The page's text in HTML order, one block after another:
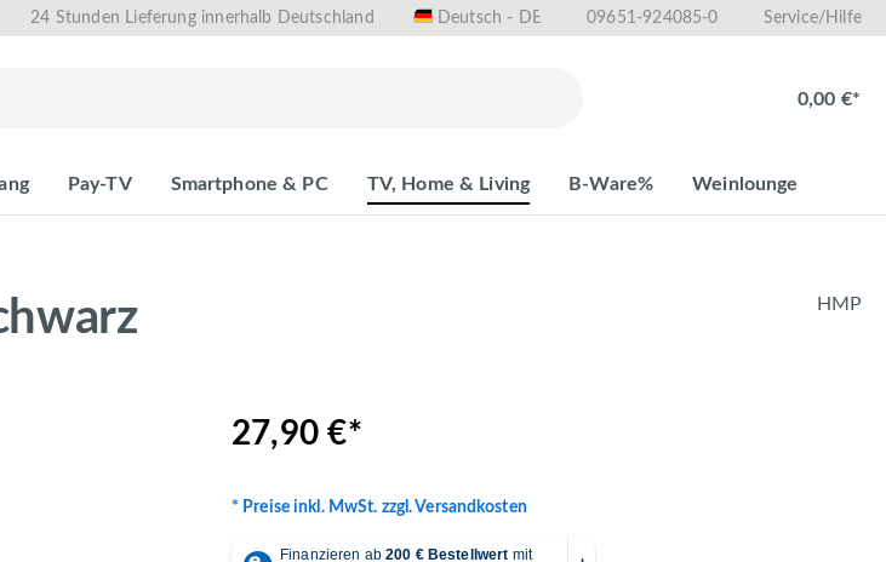
24 Stunden Lieferung innerhalb Deutschland Deutsch - DE 09651-924085-0 Service/Hilfe
0,00 €*
Pay-TV Smartphone & PC TV, Home & Living B-Ware% Weinlounge
HMP
27,90 €*
* Preise inkl. MwSt. zzgl. Versandkosten